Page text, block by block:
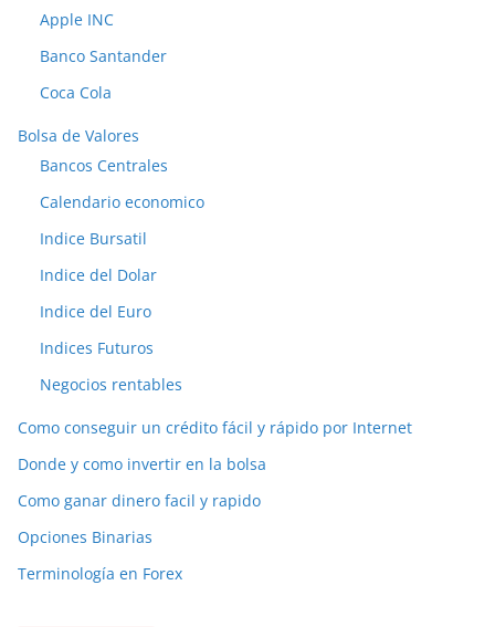
Apple INC
Banco Santander
Coca Cola
Bolsa de Valores
Bancos Centrales
Calendario economico
Indice Bursatil
Indice del Dolar
Indice del Euro
Indices Futuros
Negocios rentables
Como conseguir un crédito fácil y rápido por Internet
Donde y como invertir en la bolsa
Como ganar dinero facil y rapido
Opciones Binarias
Terminología en Forex